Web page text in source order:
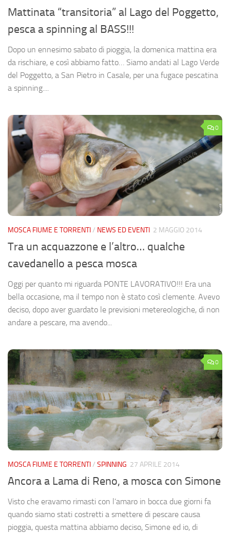
Mattinata “transitoria” al Lago del Poggetto,
pesca a spinning al BASS!!!
Dopo un ennesimo sabato di pioggia, la domenica mattina era
da rischiare, e così abbiamo fatto… Siamo andati al Lago Verde
del Poggetto, a San Pietro in Casale, per una fugace pescatina
a spinning....
0
MOSCA FIUME E TORRENTI/ NEWS ED EVENTI 2 MAGGIO 2014
Tra un acquazzone e l’altro… qualche
cavedanello a pesca mosca
Oggi per quanto mi riguarda PONTE LAVORATIVO!!! Era una
bella occasione, ma il tempo non è stato così clemente. Avevo
deciso, dopo aver guardato le previsioni metereologiche, di non
andare a pescare, ma avendo...
0
MOSCA FIUME E TORRENTI/ SPINNING 27 APRILE 2014
Ancora a Lama di Reno, a mosca con Simone
Visto che eravamo rimasti con l’amaro in bocca due giorni fa
quando siamo stati costretti a smettere di pescare causa
pioggia, questa mattina abbiamo deciso, Simone ed io, di